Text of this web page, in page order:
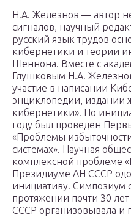
Н.А. Железнов — автор
сигналов, научный
русский язык трудов
кибернетики и теории
Шеннона. Вместе с
Глушковым Н.А.
участие в написании
энциклопедии, издании
кибернетики». По
году был проведен
«Проблемы
системах». Научная
комплексной проблеме
Президиуме АН СССР
инициативу. Симпозиум
протяжении почти 30
СССР организовывала и